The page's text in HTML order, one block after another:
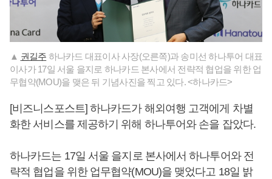
▲ 권길주 하나카드 대표이사 사장(오른쪽)과 송미선 하나투어 대표
이사가 17일 서울 을지로 하나카드 본사에서 전략적 협업을 위한 업
무협약(MOU)을 맺은 뒤 기념사진을 찍고 있다. <하나카드>
[비즈니스포스트] 하나카드가 해외여행 고객에게 차별
화한 서비스를 제공하기 위해 하나투어와 손을 잡았다.
하나카드는 17일 서울 을지로 본사에서 하나투어와 전
략적 협업을 위한 업무협약(MOU)을 맺었다고 18일 밝